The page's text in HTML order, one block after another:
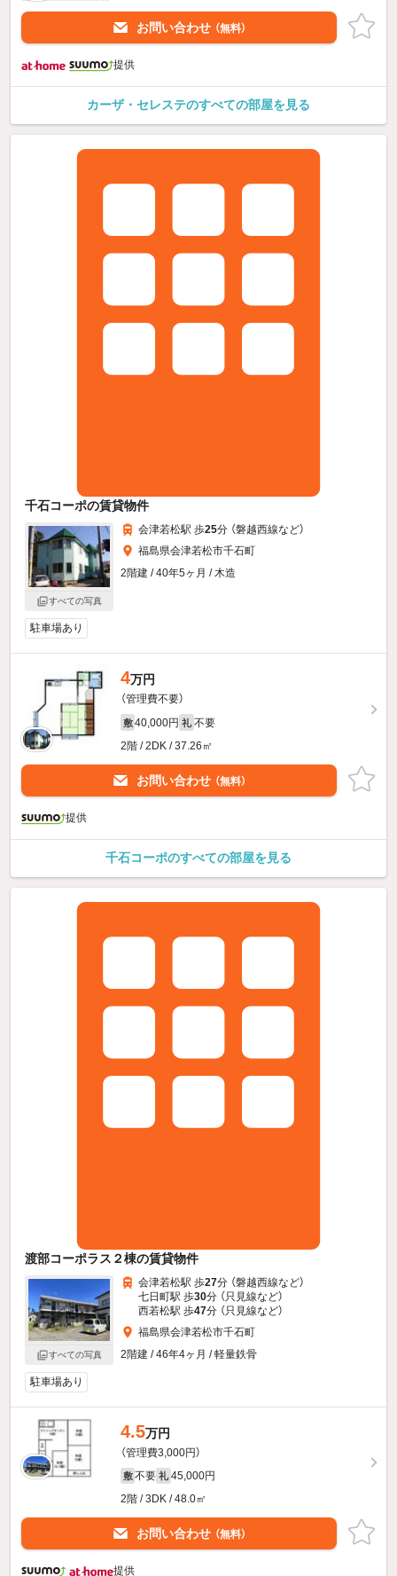
お問い合わせ （無料）
提供
カーザ・セレステのすべての部屋を見る
千石コーポの賃貸物件
すべての写真
会津若松駅 歩25分 （磐越西線など）
福島県会津若松市千石町
2階建 / 40年5ヶ月 / 木造
駐車場あり
4万円
（管理費不要）
敷 40,000円 礼 不要
2階 / 2DK / 37.26㎡
お問い合わせ （無料）
提供
千石コーポのすべての部屋を見る
渡部コーポラス２棟の賃貸物件
すべての写真
会津若松駅 歩27分 （磐越西線など）
七日町駅 歩30分 （只見線など）
西若松駅 歩47分 （只見線など）
福島県会津若松市千石町
2階建 / 46年4ヶ月 / 軽量鉄骨
駐車場あり
4.5万円
（管理費3,000円）
敷 不要 礼 45,000円
2階 / 3DK / 48.0㎡
お問い合わせ （無料）
提供